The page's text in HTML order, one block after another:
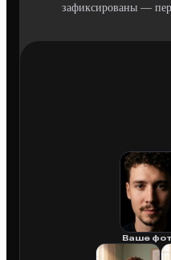
зафиксированы —
Ваше